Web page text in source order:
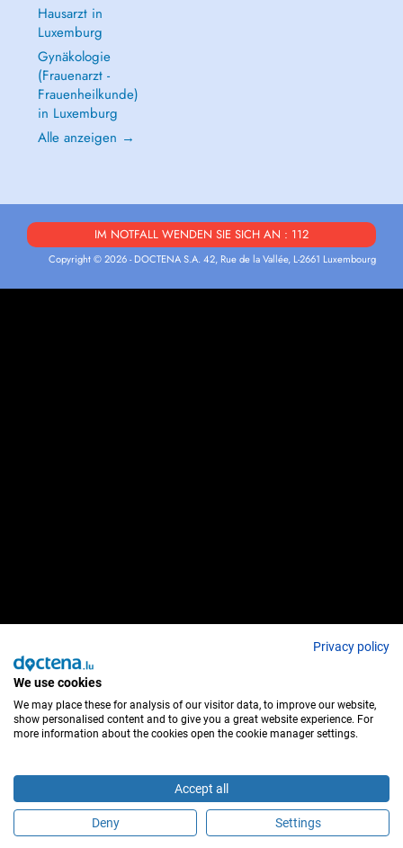
Sind Sie dieser Behandler?
Hausarzt in
Luxemburg
Gynäkologie
(Frauenarzt -
Frauenheilkunde)
in Luxemburg
Alle anzeigen →
IM NOTFALL WENDEN SIE SICH AN : 112
Copyright © 2026 - DOCTENA S.A. 42, Rue de la Vallée, L-2661 Luxembourg
Privacy policy
We use cookies
We may place these for analysis of our visitor data, to improve our website,
show personalised content and to give you a great website experience. For
more information about the cookies open the cookie manager settings.
Accept all
Deny Settings